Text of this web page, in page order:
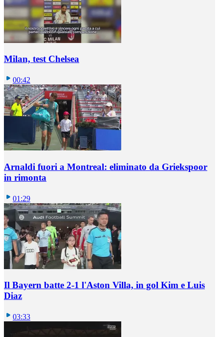
Milan, test Chelsea
00:42
Arnaldi fuori a Montreal: eliminato da Griekspoor
in rimonta
01:29
Il Bayern batte 2-1 l'Aston Villa, in gol Kim e Luis
Diaz
03:33